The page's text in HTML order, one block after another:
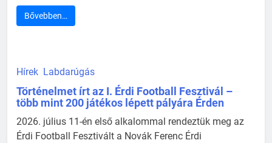
Bővebben…
Hírek Labdarúgás
Történelmet írt az I. Érdi Football Fesztivál –
több mint 200 játékos lépett pályára Érden
2026. július 11-én első alkalommal rendeztük meg az
Érdi Football Fesztivált a Novák Ferenc Érdi